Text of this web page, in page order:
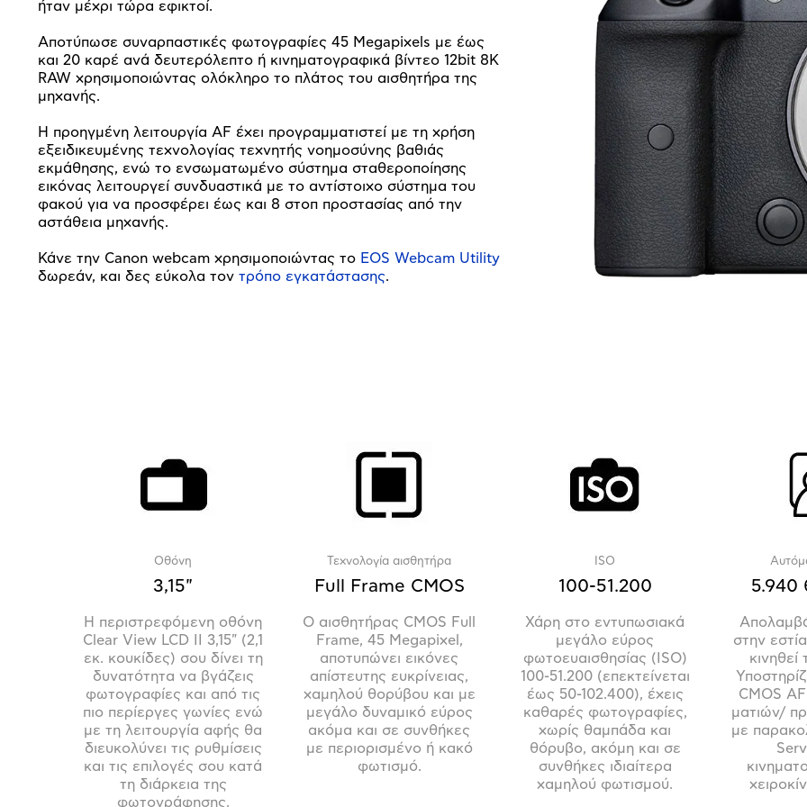
ήταν μέχρι τώρα εφικτοί.
Αποτύπωσε συναρπαστικές φωτογραφίες 45 Megapixels με έως
και 20 καρέ ανά δευτερόλεπτο ή κινηματογραφικά βίντεο 12bit 8K
RAW χρησιμοποιώντας ολόκληρο το πλάτος του αισθητήρα της
μηχανής.
Η προηγμένη λειτουργία AF έχει προγραμματιστεί με τη χρήση
εξειδικευμένης τεχνολογίας τεχνητής νοημοσύνης βαθιάς
εκμάθησης, ενώ το ενσωματωμένο σύστημα σταθεροποίησης
εικόνας λειτουργεί συνδυαστικά με το αντίστοιχο σύστημα του
φακού για να προσφέρει έως και 8 στοπ προστασίας από την
αστάθεια μηχανής.
Κάνε την Canon webcam χρησιμοποιώντας το EOS Webcam Utility
δωρεάν, και δες εύκολα τον τρόπο εγκατάστασης.
Οθόνη
3,15"
Η περιστρεφόμενη οθόνη
Clear View LCD II 3,15" (2,1
εκ. κουκίδες) σου δίνει τη
δυνατότητα να βγάζεις
φωτογραφίες και από τις
πιο περίεργες γωνίες ενώ
με τη λειτουργία αφής θα
διευκολύνει τις ρυθμίσεις
και τις επιλογές σου κατά
τη διάρκεια της
φωτογράφησης.
Τεχνολογία αισθητήρα
Full Frame CMOS
O αισθητήρας CMOS Full
Frame, 45 Megapixel,
αποτυπώνει εικόνες
απίστευτης ευκρίνειας,
χαμηλού θορύβου και με
μεγάλο δυναμικό εύρος
ακόμα και σε συνθήκες
με περιορισμένο ή κακό
φωτισμό.
ISO
100-51.200
Χάρη στο εντυπωσιακά
μεγάλο εύρος
φωτοευαισθησίας (ISO)
100-51.200 (επεκτείνεται
έως 50-102.400), έχεις
καθαρές φωτογραφίες,
χωρίς θαμπάδα και
θόρυβο, ακόμη και σε
συνθήκες ιδιαίτερα
χαμηλού φωτισμού.
5.940
στην
CMOS
ματιών/
με